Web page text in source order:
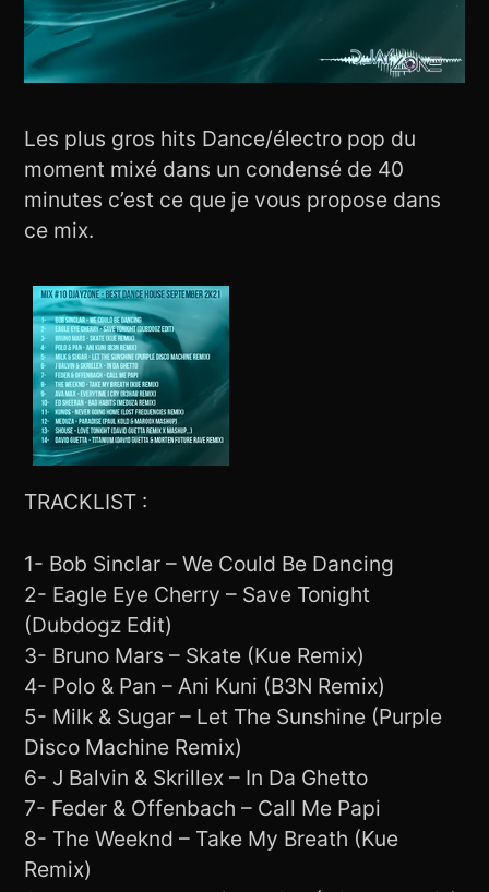
Les plus gros hits Dance/électro pop du
moment mixé dans un condensé de 40
minutes c’est ce que je vous propose dans
ce mix.
TRACKLIST :
1- Bob Sinclar – We Could Be Dancing
2- Eagle Eye Cherry – Save Tonight
(Dubdogz Edit)
3- Bruno Mars – Skate (Kue Remix)
4- Polo & Pan – Ani Kuni (B3N Remix)
5- Milk & Sugar – Let The Sunshine (Purple
Disco Machine Remix)
6- J Balvin & Skrillex – In Da Ghetto
7- Feder & Offenbach – Call Me Papi
8- The Weeknd – Take My Breath (Kue
Remix)